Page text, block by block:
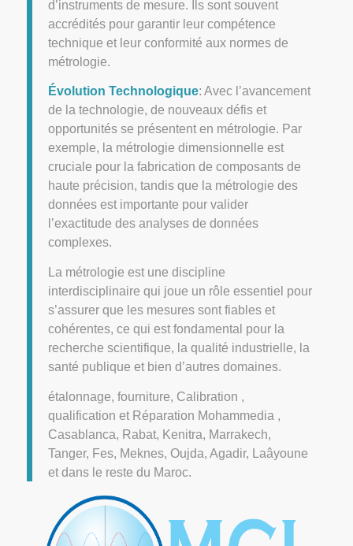
d’instruments de mesure. Ils sont souvent
accrédités pour garantir leur compétence
technique et leur conformité aux normes de
métrologie.
Évolution Technologique: Avec l’avancement
de la technologie, de nouveaux défis et
opportunités se présentent en métrologie. Par
exemple, la métrologie dimensionnelle est
cruciale pour la fabrication de composants de
haute précision, tandis que la métrologie des
données est importante pour valider
l’exactitude des analyses de données
complexes.
La métrologie est une discipline
interdisciplinaire qui joue un rôle essentiel pour
s’assurer que les mesures sont fiables et
cohérentes, ce qui est fondamental pour la
recherche scientifique, la qualité industrielle, la
santé publique et bien d’autres domaines.
étalonnage, fourniture, Calibration ,
qualification et Réparation Mohammedia ,
Casablanca, Rabat, Kenitra, Marrakech,
Tanger, Fes, Meknes, Oujda, Agadir, Laâyoune
et dans le reste du Maroc.